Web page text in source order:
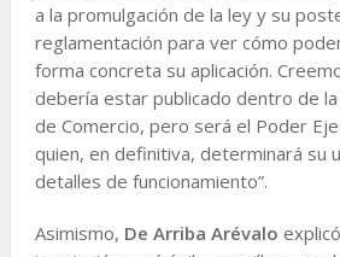
a la promulgación de la ley y su
reglamentación para ver cómo
forma concreta su aplicación.
debería estar publicado dentro de la
de Comercio, pero será el Poder
quien, en definitiva, determinará su
detalles de funcionamiento”.
Asimismo, De Arriba Arévalo